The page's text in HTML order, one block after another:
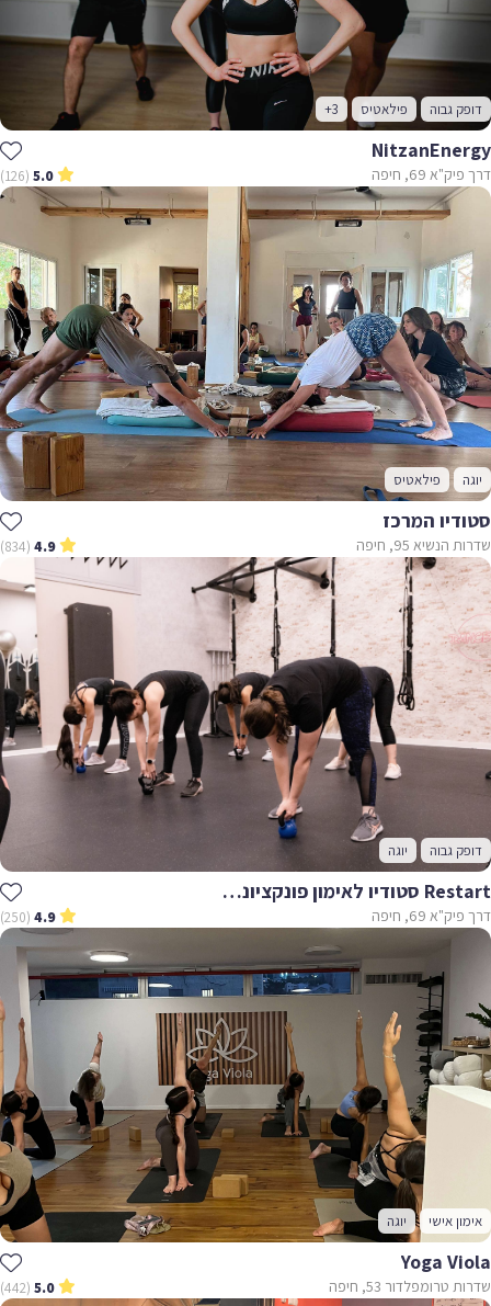
דופק גבוה פילאטיס +3
NitzanEnergy
דרך פיק"א 69, חיפה 5.0
(126)
יוגה פילאטיס
סטודיו המרכז
שדרות הנשיא 95, חיפה 4.9
(834)
דופק גבוה יוגה
Restart סטודיו לאימון פונקציונאלי וחוגי כושר
דרך פיק"א 69, חיפה 4.9
(250)
אימון אישי יוגה
Yoga Viola
שדרות טרומפלדור 53, חיפה 5.0
(442)